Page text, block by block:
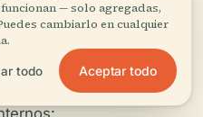
al fondo (texto
y mercado
— solo agregadas,
cambiarlo en cualquier
todo Aceptar todo